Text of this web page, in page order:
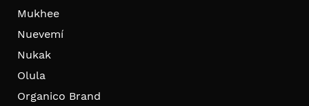
Mukhee
Nuevemí
Nukak
Olula
Organico Brand